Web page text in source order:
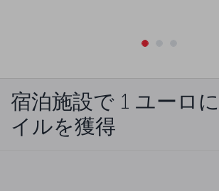
宿泊施設で 1 ユーロ
イルを獲得